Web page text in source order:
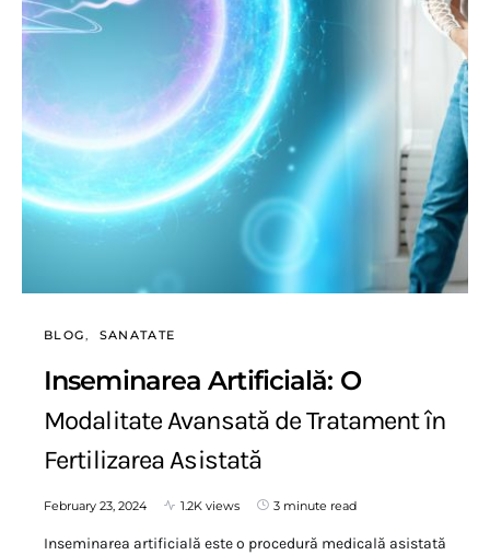
BLOG SANATATE
Inseminarea Artificială: O
Modalitate Avansată de Tratament în
Fertilizarea Asistată
February 23, 2024 1.2K views 3 minute read
Inseminarea artificială este o procedură medicală asistată